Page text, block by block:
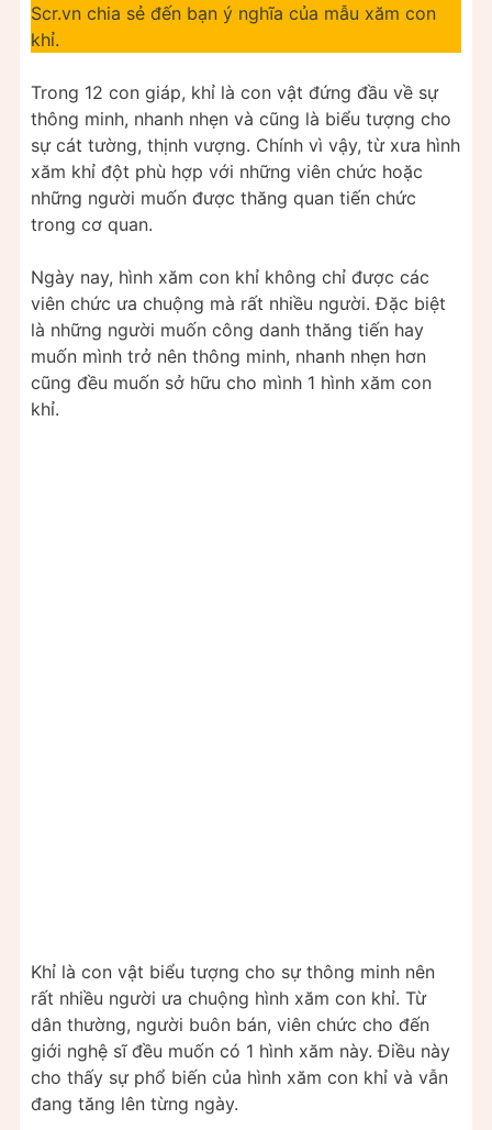
Scr.vn chia sẻ đến bạn ý nghĩa của mẫu xăm con
khỉ.
Trong 12 con giáp, khỉ là con vật đứng đầu về sự
thông minh, nhanh nhẹn và cũng là biểu tượng cho
sự cát tường, thịnh vượng. Chính vì vậy, từ xưa hình
xăm khỉ đột phù hợp với những viên chức hoặc
những người muốn được thăng quan tiến chức
trong cơ quan.
Ngày nay, hình xăm con khỉ không chỉ được các
viên chức ưa chuộng mà rất nhiều người. Đặc biệt
là những người muốn công danh thăng tiến hay
muốn mình trở nên thông minh, nhanh nhẹn hơn
cũng đều muốn sở hữu cho mình 1 hình xăm con
khỉ.
Khỉ là con vật biểu tượng cho sự thông minh nên
rất nhiều người ưa chuộng hình xăm con khỉ. Từ
dân thường, người buôn bán, viên chức cho đến
giới nghệ sĩ đều muốn có 1 hình xăm này. Điều này
cho thấy sự phổ biến của hình xăm con khỉ và vẫn
đang tăng lên từng ngày.